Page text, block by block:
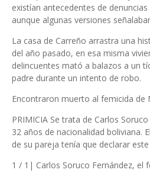
existían antecedentes de
aunque algunas versiones
La casa de Carreño arrastra una
del año pasado, en esa misma
delincuentes mató a balazos a un
padre durante un intento de robo.
Encontraron muerto al femicida de
PRIMICIA Se trata de Carlos
32 años de nacionalidad boliviana.
de su pareja tenía que declarar
1 / 1| Carlos Soruco Fernández, el